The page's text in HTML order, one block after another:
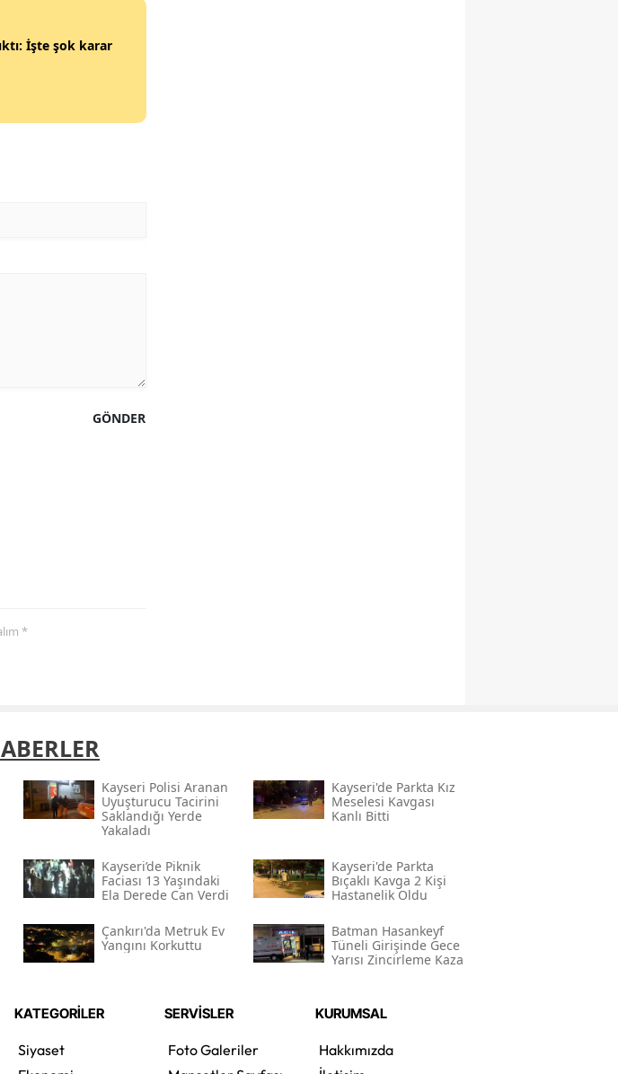
İşte şok karar
GÖNDER
*
Kayseri Polisi Aranan
Uyuşturucu Tacirini
Saklandığı Yerde
Yakaladı
Kayseri'de Parkta Kız
Meselesi Kavgası
Kanlı Bitti
Kayseri’de Piknik
Faciası 13 Yaşındaki
Ela Derede Can Verdi
Kayseri'de Parkta
Bıçaklı Kavga 2 Kişi
Hastanelik Oldu
Çankırı'da Metruk Ev
Yangını Korkuttu
Batman Hasankeyf
Tüneli Girişinde Gece
Yarısı Zincirleme Kaza
KATEGORİLER
Siyaset
SERVİSLER
Foto Galeriler
KURUMSAL
Hakkımızda